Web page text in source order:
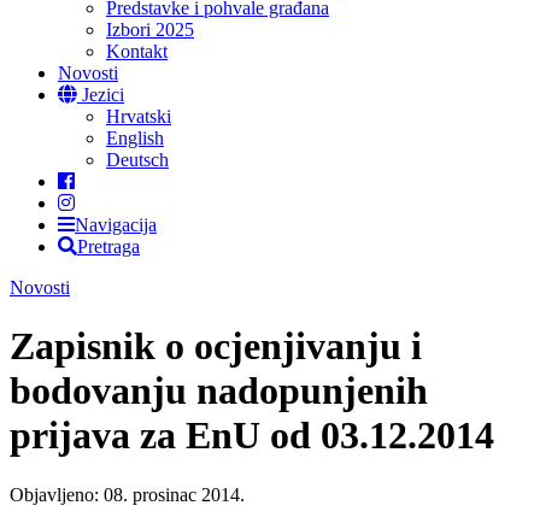
Predstavke i pohvale građana
Izbori 2025
Kontakt
Novosti
Jezici
Hrvatski
English
Deutsch
Navigacija
Pretraga
Novosti
Zapisnik o ocjenjivanju i
bodovanju nadopunjenih
prijava za EnU od 03.12.2014
Objavljeno: 08. prosinac 2014.